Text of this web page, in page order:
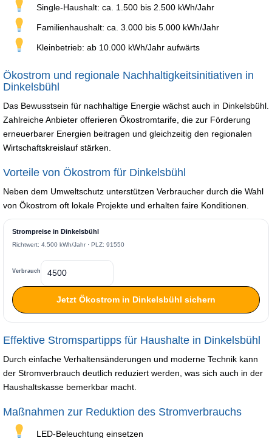
Single-Haushalt: ca. 1.500 bis 2.500 kWh/Jahr
Familienhaushalt: ca. 3.000 bis 5.000 kWh/Jahr
Kleinbetrieb: ab 10.000 kWh/Jahr aufwärts
Ökostrom und regionale Nachhaltigkeitsinitiativen in
Dinkelsbühl
Das Bewusstsein für nachhaltige Energie wächst auch in Dinkelsbühl.
Zahlreiche Anbieter offerieren Ökostromtarife, die zur Förderung
erneuerbarer Energien beitragen und gleichzeitig den regionalen
Wirtschaftskreislauf stärken.
Vorteile von Ökostrom für Dinkelsbühl
Neben dem Umweltschutz unterstützen Verbraucher durch die Wahl
von Ökostrom oft lokale Projekte und erhalten faire Konditionen.
Strompreise in Dinkelsbühl
Richtwert: 4.500 kWh/Jahr · PLZ: 91550
Verbrauch
Jetzt Ökostrom in Dinkelsbühl sichern
Effektive Stromspartipps für Haushalte in Dinkelsbühl
Durch einfache Verhaltensänderungen und moderne Technik kann
der Stromverbrauch deutlich reduziert werden, was sich auch in der
Haushaltskasse bemerkbar macht.
Maßnahmen zur Reduktion des Stromverbrauchs
LED-Beleuchtung einsetzen